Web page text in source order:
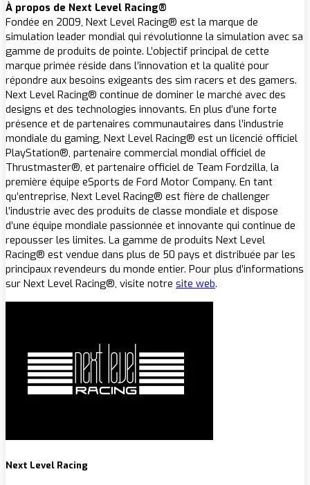
À propos de Next Level Racing®
Fondée en 2009, Next Level Racing® est la marque de
simulation leader mondial qui révolutionne la simulation avec sa
gamme de produits de pointe. L’objectif principal de cette
marque primée réside dans l’innovation et la qualité pour
répondre aux besoins exigeants des sim racers et des gamers.
Next Level Racing® continue de dominer le marché avec des
designs et des technologies innovants. En plus d’une forte
présence et de partenaires communautaires dans l’industrie
mondiale du gaming, Next Level Racing® est un licencié officiel
PlayStation®, partenaire commercial mondial officiel de
Thrustmaster®, et partenaire officiel de Team Fordzilla, la
première équipe eSports de Ford Motor Company. En tant
qu’entreprise, Next Level Racing® est fière de challenger
l’industrie avec des produits de classe mondiale et dispose
d’une équipe mondiale passionnée et innovante qui continue de
repousser les limites. La gamme de produits Next Level
Racing® est vendue dans plus de 50 pays et distribuée par les
principaux revendeurs du monde entier. Pour plus d’informations
sur Next Level Racing®, visite notre site web.
Next Level Racing